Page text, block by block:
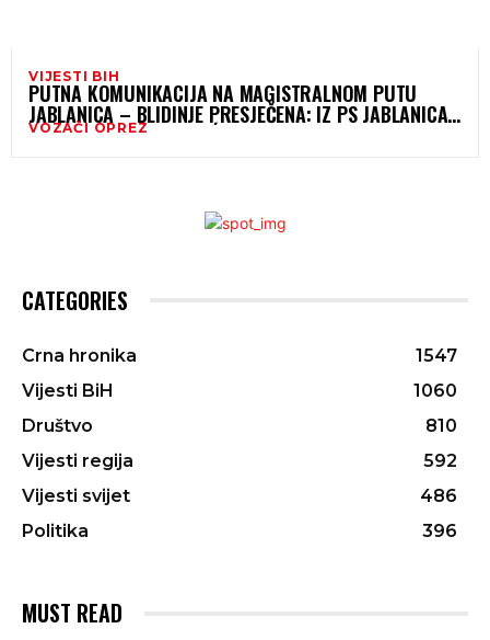
VIJESTI BIH
PUTNA KOMUNIKACIJA NA MAGISTRALNOM PUTU
JABLANICA – BLIDINJE PRESJEČENA: IZ PS JABLANICA
APELUJU DA SE NE KREĆE TIM PUTEM
VOZAČI OPREZ
CATEGORIES
Crna hronika
1547
Vijesti BiH
1060
Društvo
810
Vijesti regija
592
Vijesti svijet
486
Politika
396
MUST READ